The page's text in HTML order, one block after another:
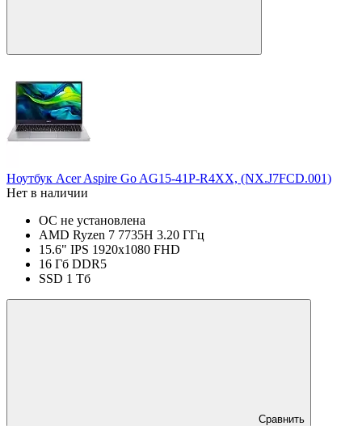
Ноутбук Acer Aspire Go AG15-41P-R4XX, (NX.J7FCD.001)
Нет в наличии
ОС не установлена
AMD Ryzen 7 7735H 3.20 ГГц
15.6" IPS 1920x1080 FHD
16 Гб DDR5
SSD 1 Тб
Сравнить